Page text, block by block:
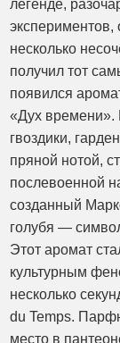
легенде,
экспериментов,
несколько
получил тот
появился
«Дух времени».
гвоздики,
пряной нотой,
послевоенной
созданный
голубя —
Этот аромат
культурным
несколько
du Temps.
место в